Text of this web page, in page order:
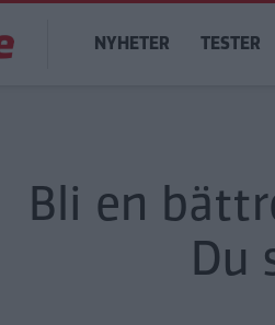
Main
navigation
NYHETER TESTER
Bli en
Du